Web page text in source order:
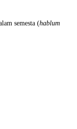
semesta (hablum